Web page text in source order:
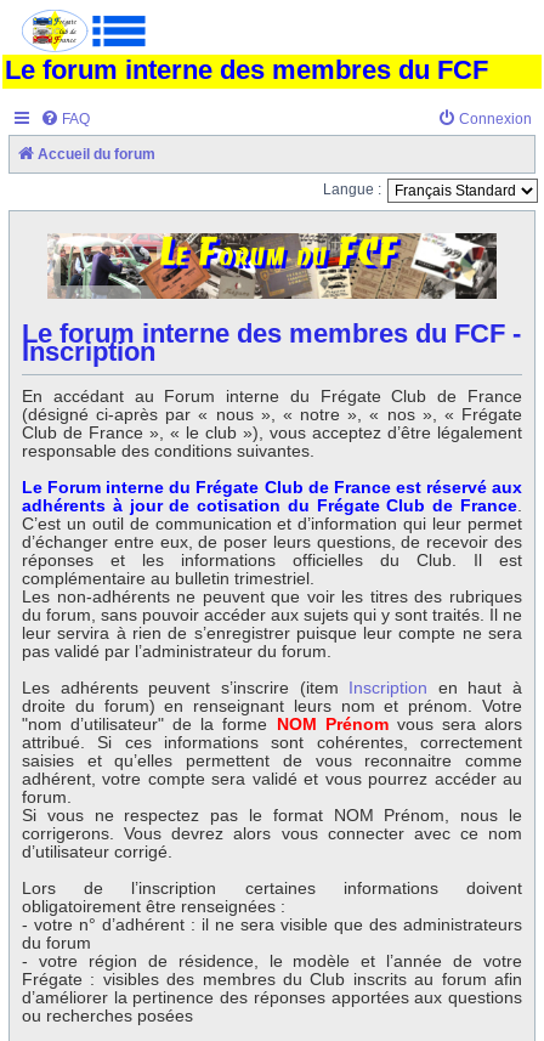
Le forum interne des membres du FCF
FAQ Connexion
Accueil du forum
Langue :
Le forum interne des membres du FCF -
Inscription
En accédant au Forum interne du Frégate Club de France
(désigné ci-après par « nous », « notre », « nos », « Frégate
Club de France », « le club »), vous acceptez d’être légalement
responsable des conditions suivantes.
Le Forum interne du Frégate Club de France est réservé aux
adhérents à jour de cotisation du Frégate Club de France
C’est un outil de communication et d’information qui leur permet
d’échanger entre eux, de poser leurs questions, de recevoir des
réponses et les informations officielles du Club. Il est
complémentaire au bulletin trimestriel.
Les non-adhérents ne peuvent que voir les titres des rubriques
du forum, sans pouvoir accéder aux sujets qui y sont traités. Il ne
leur servira à rien de s’enregistrer puisque leur compte ne sera
pas validé par l’administrateur du forum.
Les adhérents peuvent s’inscrire (item Inscription en haut à
droite du forum) en renseignant leurs nom et prénom. Votre
"nom d’utilisateur" de la forme NOM Prénomvous sera alors
attribué. Si ces informations sont cohérentes, correctement
saisies et qu’elles permettent de vous reconnaitre comme
adhérent, votre compte sera validé et vous pourrez accéder au
forum.
Si vous ne respectez pas le format NOM Prénom, nous le
corrigerons. Vous devrez alors vous connecter avec ce nom
d’utilisateur corrigé.
Lors de l’inscription certaines informations doivent
obligatoirement être renseignées :
- votre n° d’adhérent : il ne sera visible que des administrateurs
du forum
- votre région de résidence, le modèle et l’année de votre
Frégate : visibles des membres du Club inscrits au forum afin
d’améliorer la pertinence des réponses apportées aux questions
ou recherches posées